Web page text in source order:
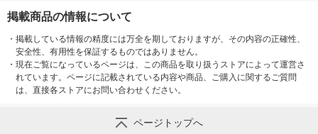
掲載商品の情報について
・ 掲載している情報の精度には万全を期しておりますが、その内容の正確性、
安全性、有用性を保証するものではありません。
・ 現在ご覧になっているページは、この商品を取り扱うストアによって運営さ
れています。ページに記載されている内容や商品、ご購入に関するご質問
は、直接各ストアにお問い合わせください。
ページトップへ